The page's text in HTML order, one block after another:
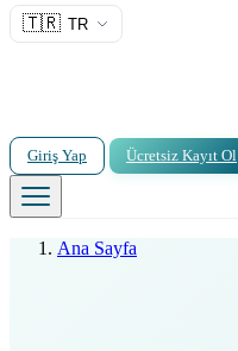
🇹🇷 TR
Giriş Yap Ücretsiz Kayıt Ol
Ana Sayfa